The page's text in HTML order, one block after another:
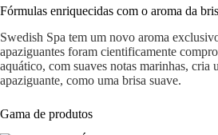
Fórmulas enriquecidas com o aroma da
Swedish Spa tem um novo aroma
apaziguantes foram cientificamente
aquático, com suaves notas marinhas, cria
apaziguante, como uma brisa suave.
Gama de produtos